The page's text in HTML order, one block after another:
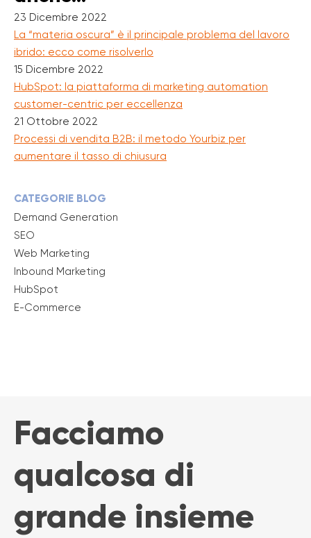
CATEGORIE BLOG
Demand Generation
SEO
Web Marketing
Inbound Marketing
HubSpot
E-Commerce
23 Dicembre 2022
La “materia oscura” è il principale problema del lavoro
ibrido: ecco come risolverlo
15 Dicembre 2022
HubSpot: la piattaforma di marketing automation
customer-centric per eccellenza
21 Ottobre 2022
Processi di vendita B2B: il metodo Yourbiz per
aumentare il tasso di chiusura
Facciamo
qualcosa di
grande insieme